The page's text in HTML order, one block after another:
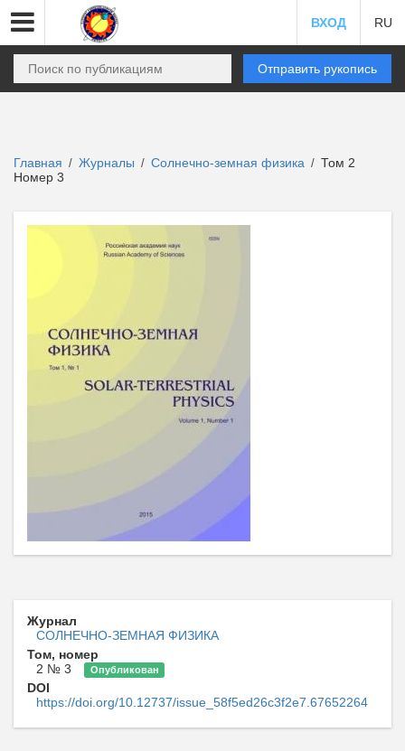
ВХОД RU
Отправить рукопись
Главная / Журналы / Солнечно-земная физика / Том 2
Номер 3
Журнал
СОЛНЕЧНО-ЗЕМНАЯ ФИЗИКА
Том, номер
2 № 3
Опубликован
DOI
https://doi.org/10.12737/issue_58f5ed26c3f2e7.67652264